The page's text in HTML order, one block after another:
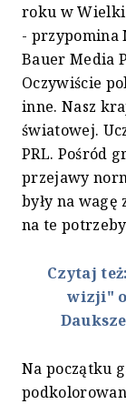
roku w
- przypomina
Bauer Media
Oczywiście
inne. Nasz
światowej.
PRL. Pośród
przejawy
były na wagę
na te
Czytaj
wizji"
Na początku